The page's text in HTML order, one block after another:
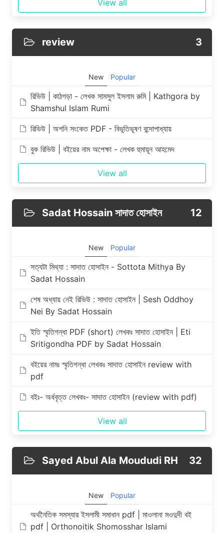
View all
review 3
New Popular
রিভিউ | কাঠগড়া - লেখক সামসুল ইসলাম রুমি | Kathgora by
Shamshul Islam Rumi
রিভিউ | অশনি সংকেত PDF - বিভূতিভূষণ বন্দোপাধ্যায়
বুক রিভিউ | বইয়ের নাম অপেক্ষা - লেখক হুমায়ূন আহমেদ
View all
Sadat Hossain সাদাত হোসাইন 12
New Popular
সত্যটা মিথ্যা : সাদাত হোসাইন - Sottota Mithya By
Sadat Hossain
শেষ অধ্যায় নেই রিভিউ : সাদাত হোসাইন | Sesh Oddhoy
Nei By Sadat Hossain
ইতি স্মৃতিগন্ধা PDF (short) লেখকঃ সাদাত হোসাইন | Eti
Sritigondha PDF by Sadat Hossain
বইয়ের নামঃ স্মৃতিগন্ধা লেখকঃ সাদাত হোসাইন review with
pdf
বইঃ- অর্ধবৃত্ত লেখকঃ- সাদাত হোসাইন (review with pdf)
View all
Sayed Abul Ala Moududi RH 32
New Popular
অর্থনৈতিক সমস্যার ইসলামী সমাধান pdf | মাওলানা মওদুদী বই
pdf | Orthonoitik Shomosshar Islami